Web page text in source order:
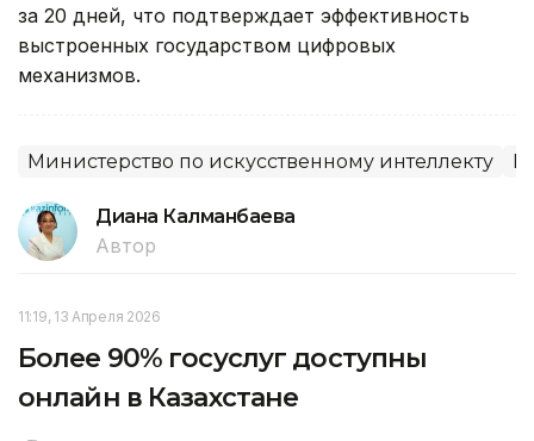
за 20 дней, что подтверждает эффективность
выстроенных государством цифровых
механизмов.
Министерство по искусственному интеллекту
Диана Калманбаева
Автор
11:19, 13 Апреля 2026
Более 90% госуслуг доступны
онлайн в Казахстане